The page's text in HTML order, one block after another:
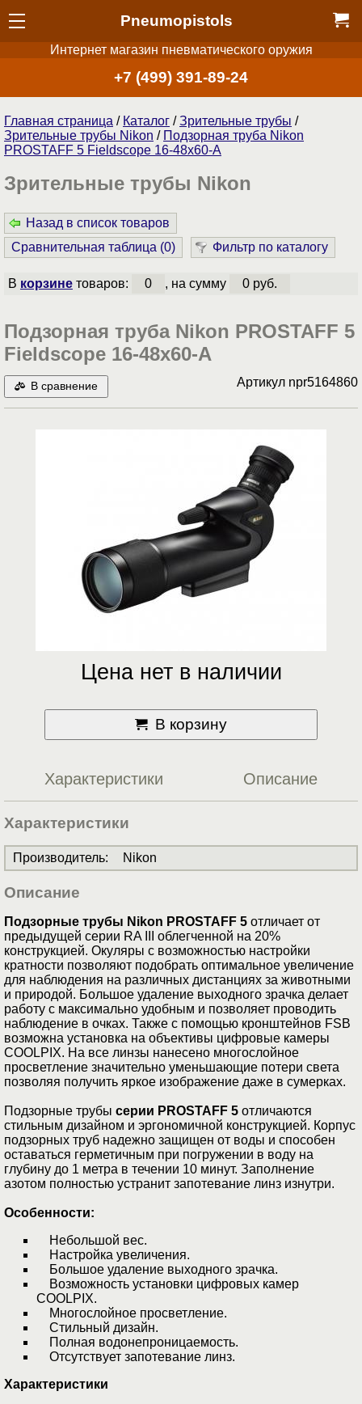
Pneumopistols
Интернет магазин пневматического оружия
+7 (499) 391-89-24
Главная страница / Каталог /Зрительные трубы /
Зрительные трубы Nikon / Подзорная труба Nikon
PROSTAFF 5 Fieldscope 16-48x60-A
Зрительные трубы Nikon
Назад в список товаров
Сравнительная таблица (0) Фильтр по каталогу
В корзинетоваров: 0 , на сумму 0 руб.
Подзорная труба Nikon PROSTAFF 5
Fieldscope 16-48x60-A
В сравнение Артикул npr5164860
Цена нет в наличии
В корзину
Характеристики Описание
Характеристики
Производитель: Nikon
Описание
Подзорные трубы Nikon PROSTAFF 5 отличает от
предыдущей серии RA III облегченной на 20%
конструкцией. Окуляры с возможностью настройки
кратности позволяют подобрать оптимальное увеличение
для наблюдения на различных дистанциях за животными
и природой. Большое удаление выходного зрачка делает
работу с максимально удобным и позволяет проводить
наблюдение в очках. Также с помощью кронштейнов FSB
возможна установка на объективы цифровые камеры
COOLPIX. На все линзы нанесено многослойное
просветление значительно уменьшающие потери света
позволяя получить яркое изображение даже в сумерках.
Подзорные трубы серии PROSTAFF 5 отличаются
стильным дизайном и эргономичной конструкцией. Корпус
подзорных труб надежно защищен от воды и способен
оставаться герметичным при погружении в воду на
глубину до 1 метра в течении 10 минут. Заполнение
азотом полностью устранит запотевание линз изнутри.
Особенности:
Небольшой вес.
Настройка увеличения.
Большое удаление выходного зрачка.
Возможность установки цифровых камер
COOLPIX.
Многослойное просветление.
Стильный дизайн.
Полная водонепроницаемость.
Отсутствует запотевание линз.
Характеристики